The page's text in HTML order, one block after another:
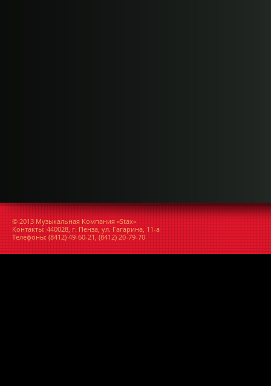
© 2013 Музыкальная Компания «Stax»
Контакты: 440028, г. Пенза, ул. Гагарина, 11-а
Телефоны: (8412) 49-60-21, (8412) 20-79-70